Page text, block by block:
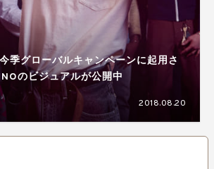
季グローバルキャンペーンに起用さ
のビジュアルが公開中
2018.08.20